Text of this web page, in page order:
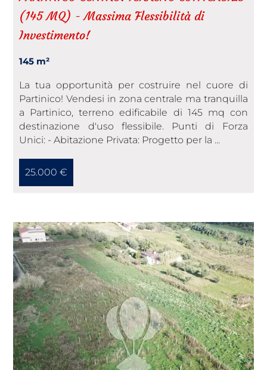
(145 MQ) - Massima Flessibilità di
Investimento!
145 m²
La tua opportunità per costruire nel cuore di
Partinico! Vendesi in zona centrale ma tranquilla
a Partinico, terreno edificabile di 145 mq con
destinazione d'uso flessibile. Punti di Forza
Unici: - Abitazione Privata: Progetto per la ...
25.000 €